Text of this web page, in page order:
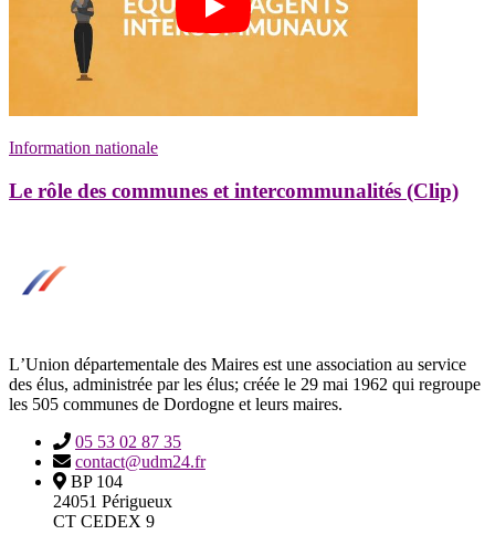
Information nationale
Le rôle des communes et intercommunalités (Clip)
LʼUnion départementale des Maires est une association au service
des élus, administrée par les élus; créée le 29 mai 1962 qui regroupe
les 505 communes de Dordogne et leurs maires.
05 53 02 87 35
contact@udm24.fr
BP 104
24051 Périgueux
CT CEDEX 9